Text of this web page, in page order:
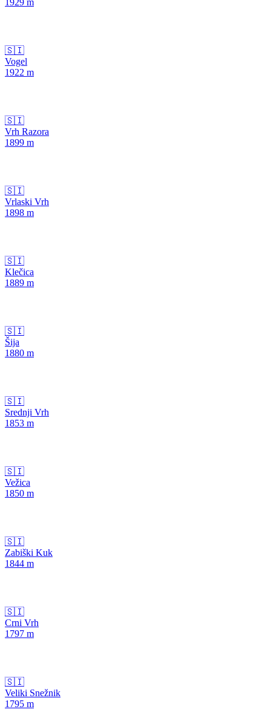
🇸🇮
Vogel
1922 m
🇸🇮
Vrh Razora
1899 m
🇸🇮
Vrlaski Vrh
1898 m
🇸🇮
Klečica
1889 m
🇸🇮
Šija
1880 m
🇸🇮
Srednji Vrh
1853 m
🇸🇮
Vežica
1850 m
🇸🇮
Zabiški Kuk
1844 m
🇸🇮
Crni Vrh
1797 m
🇸🇮
Veliki Snežnik
1795 m